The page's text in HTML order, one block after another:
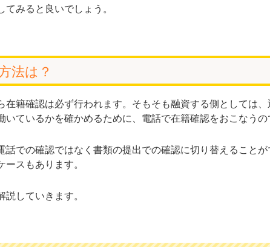
みると良いでしょう。
法は？
在籍確認は必ず行われます。そもそも融資する側としては
いているかを確かめるために、電話で在籍確認をおこなうの
話での確認ではなく書類の提出での確認に切り替えること
スもあります。
していきます。